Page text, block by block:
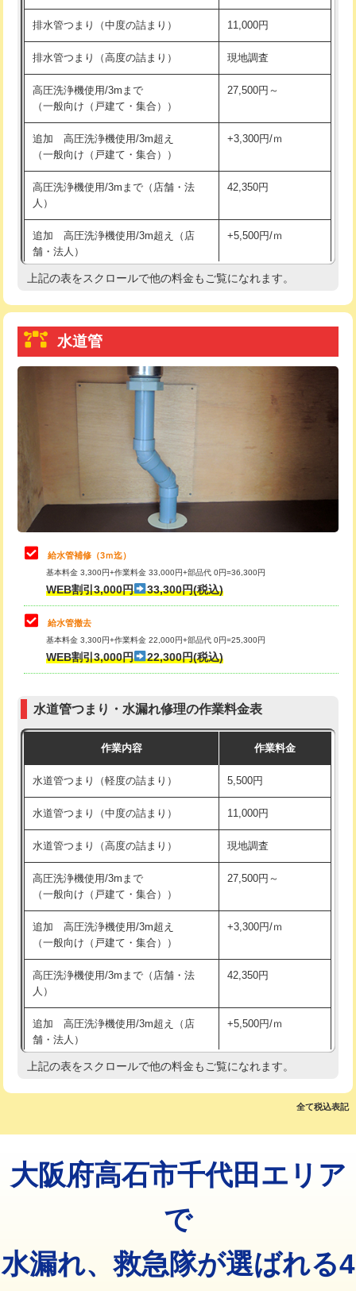
持込商品取付（浄水器・分岐水栓） 16,500円
給水管工事※（ホール加工) 16,500円
給水管工事※（バンド止め) 3,300円
給水管工事※（支持金具設置)
給水管工事※（保温材使用（バンド止
め込み）)
5,500円
給水管工事※（土の掘削・埋め戻し作
業)
11,000円
給水管工事※（塩ビ管（VP・HI）使
用/3ｍまで)
33,000円
給水管工事※（塩ビ管（VP・HI）使
+8,800円
給水管工事※（ライニング鋼管・銅
管・ポリ管・HT管使用/3ｍまで)
給水管工事※（ライニング鋼管・銅
管・ポリ管・HT管使用/3ｍ超え)
排水管工事（土の掘削・埋め戻し作
11,000円~
排水管工事（排水管工事/3ｍまで） 55,000円
排水管工事（追加 排水管工事/3ｍ超
マス交換（土の掘削・埋め戻し作業）
マス交換（深さ50㎝未満）
マス交換（深さ50㎝以上）
コンクリート斫り（厚さ10㎝まで）
モルタル補修（厚さ10㎝超え） 38,500円
洗面台設置 38,500円
化粧台設置 22,000円
追加人工 16,500円
廃棄・処分 現場見積
※給水管工事は20mmまでの価格です。
排水管つまり（中度の詰まり） 11,000円
排水管つまり（高度の詰まり） 現地調査
高圧洗浄機使用/3mまで
（一般向け（戸建て・集合））
27,500円～
追加 高圧洗浄機使用/3m超え
（一般向け（戸建て・集合））
+3,300円/ｍ
高圧洗浄機使用/3mまで（店舗・法
人）
42,350円
追加 高圧洗浄機使用/3m超え（店
舗・法人）
+5,500円/ｍ
高度高圧洗浄換 現地調査
トーラー機使用/3mまで
追加トーラー機使用/3m超え
8,800円
止水・漏水調査・防水処理・清掃・修
理・調整・分解・加工など（軽作業）
11,000円
止水・漏水調査・防水処理・清掃・修
理・調整・分解・加工など（中作業）
止水・漏水調査・防水処理・清掃・修
理・調整・分解・加工など（重作業）
33,000円
その他部品の脱着
交換・取付（タンク）
式）)
式・ワンホール）)
交換・取付(排水栓・排水トラップ
22,000円+材料費
持込商品取付（混合水栓）
持込商品取付（浄水器・分岐水栓） 16,500円
業）
排水管工事（追加 排水管工事/3ｍ超
え）
マス交換（土の掘削・埋め戻し作業） 11,000円~
マス交換（深さ50㎝以上） 66,000円
コンクリート斫り（厚さ10㎝超え）
モルタル補修（厚さ10㎝まで） 27,500円
上記の表をスクロールで他の料金もご覧になれます。
水道管
給水管補修（3ｍ迄）
基本料金 3,300円+作業料金 33,000円+部品代 0円=36,300円
WEB割引3,000円 33,300円(税込)
給水管撤去
基本料金 3,300円+作業料金 22,000円+部品代 0円=25,300円
WEB割引3,000円 22,300円(税込)
水道管つまり・水漏れ修理の作業料金表
作業内容 作業料金
水道管つまり（軽度の詰まり） 5,500円
水道管つまり（中度の詰まり） 11,000円
水道管つまり（高度の詰まり） 現地調査
高圧洗浄機使用/3mまで
（一般向け（戸建て・集合））
27,500円～
追加 高圧洗浄機使用/3m超え
（一般向け（戸建て・集合））
+3,300円/ｍ
高圧洗浄機使用/3mまで（店舗・法
人）
42,350円
追加 高圧洗浄機使用/3m超え（店
舗・法人）
+5,500円/ｍ
高度高圧洗浄換 現地調査
トーラー機使用/3mまで 33,000円
追加トーラー機使用/3m超え +3,300円
止水・漏水調査・防水処理・清掃・修
11,000円
上記の表をスクロールで他の料金もご覧になれます。
全て税込表記
大阪府高石市千代田エリア
で
水漏れ、救急隊が選ばれる4